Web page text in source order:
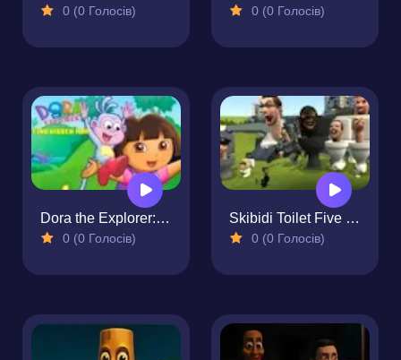
0 (0 Голосів) 0 (0 Голосів)
Dora the Explorer: Find Hidden Map
0 (0 Голосів)
Skibidi Toilet Five Difference 2
0 (0 Голосів)